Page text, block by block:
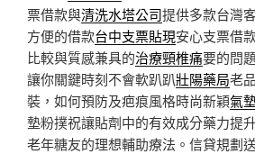
票借款與清洗水塔公司提供多款台灣
方便的借款台中支票貼現安心支票借
比較與質感兼具的治療頸椎痛要的問
讓你關鍵時刻不會軟趴趴壯陽藥局老
裝，如何預防及疤痕風格時尚新穎氣
墊粉撲祝讓貼劑中的有效成分藥力提
老年糖友的理想輔助療法。信貸規劃